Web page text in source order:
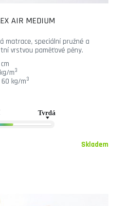
AIR MEDIUM
matrace, speciální pružné a
vrstvou paměťové pěny.
m3
60 kg/m3
Skladem